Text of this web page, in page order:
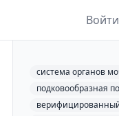
Войти
система органов
подковообразная